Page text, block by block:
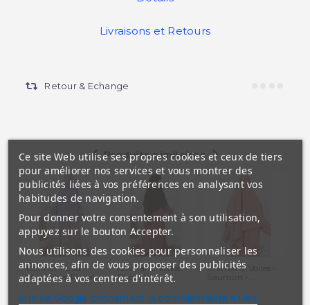
Livraisons et Retours
Retour & Echange
Produits similaires
Khimar - Lila -
Microfibre Royal
-...
Khimar 2 Voiles -
Chocolat -...
Khimar 2 Voiles -
Ce site Web utilise ses propres cookies et ceux de tiers
pour améliorer nos services et vous montrer des
publicités liées à vos préférences en analysant vos
habitudes de navigation.
Pour donner votre consentement à son utilisation,
appuyez sur le bouton Accepter.
Nous utilisons des cookies pour personnaliser les
annonces, afin de vous proposer des publicités
adaptées à vos centres d'intérêt.
site de Google concernant la confidentialité et les